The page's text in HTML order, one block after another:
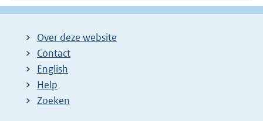
Over deze website
Contact
English
Help
Zoeken